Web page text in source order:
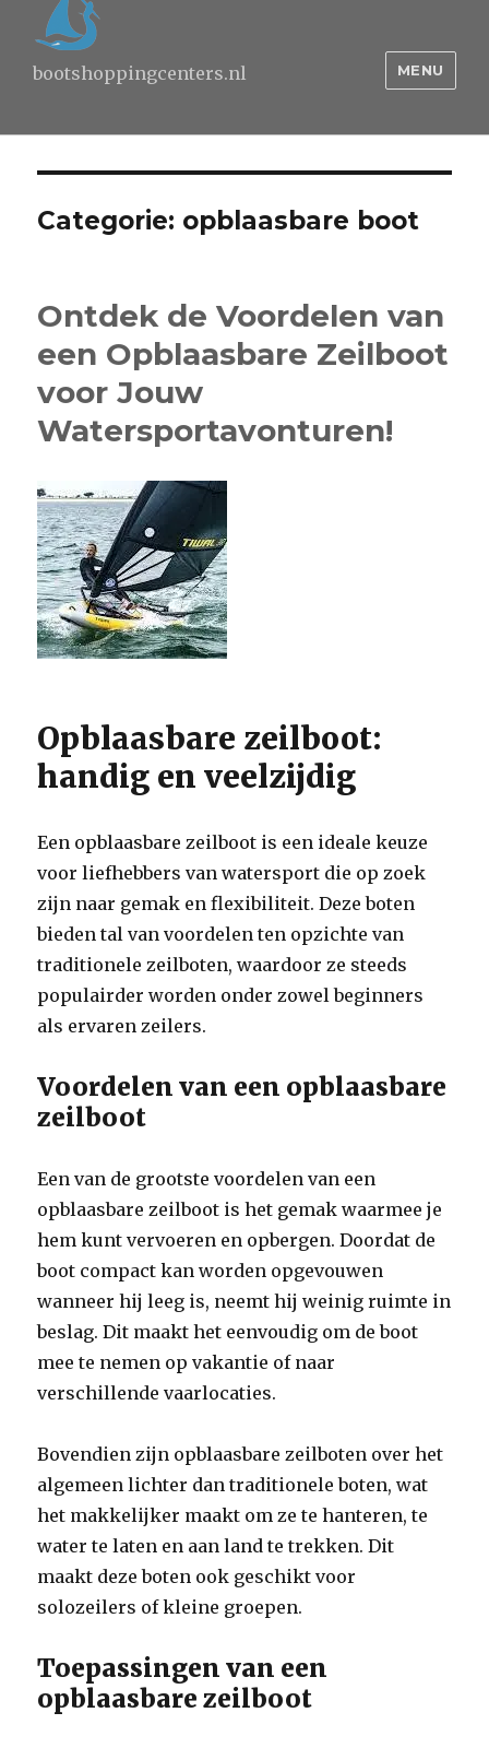
bootshoppingcenters.nl MENU
Categorie: opblaasbare boot
Ontdek de Voordelen van
een Opblaasbare Zeilboot
voor Jouw
Watersportavonturen!
Opblaasbare zeilboot:
handig en veelzijdig
Een opblaasbare zeilboot is een ideale keuze
voor liefhebbers van watersport die op zoek
zijn naar gemak en flexibiliteit. Deze boten
bieden tal van voordelen ten opzichte van
traditionele zeilboten, waardoor ze steeds
populairder worden onder zowel beginners
als ervaren zeilers.
Voordelen van een opblaasbare
zeilboot
Een van de grootste voordelen van een
opblaasbare zeilboot is het gemak waarmee je
hem kunt vervoeren en opbergen. Doordat de
boot compact kan worden opgevouwen
wanneer hij leeg is, neemt hij weinig ruimte in
beslag. Dit maakt het eenvoudig om de boot
mee te nemen op vakantie of naar
verschillende vaarlocaties.
Bovendien zijn opblaasbare zeilboten over het
algemeen lichter dan traditionele boten, wat
het makkelijker maakt om ze te hanteren, te
water te laten en aan land te trekken. Dit
maakt deze boten ook geschikt voor
solozeilers of kleine groepen.
Toepassingen van een
opblaasbare zeilboot